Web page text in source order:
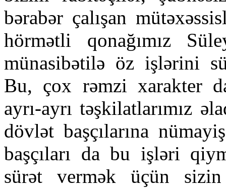
bərabər çalışan
hörmətli qonağımız
münasibətilə öz işlərini
Bu, çox rəmzi xarakter
ayrı-ayrı təşkilatlarımız
dövlət başçılarına
başçıları da bu işləri
sürət vermək üçün